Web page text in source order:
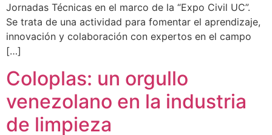
Jornadas Técnicas en el marco de la “Expo Civil UC”.
Se trata de una actividad para fomentar el aprendizaje,
innovación y colaboración con expertos en el campo
[…]
Coloplas: un orgullo
venezolano en la industria
de limpieza